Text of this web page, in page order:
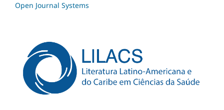
Open Journal Systems